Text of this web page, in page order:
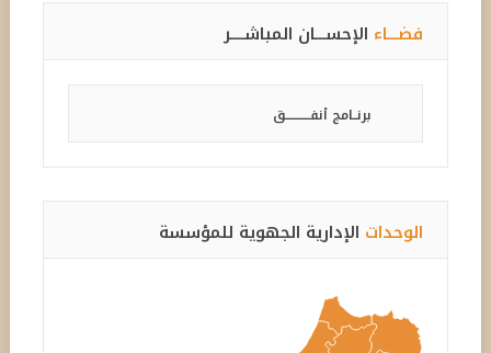
فضـــاء الإحســـان المباشــــر
برنــامج أنفـــــــــــق
الوحدات الإدارية الجهوية للمؤسسة